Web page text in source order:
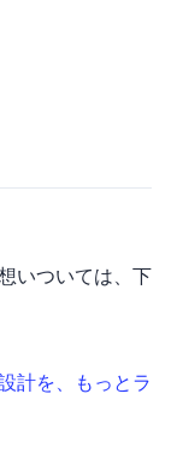
いついては、下
計を、もっとラ